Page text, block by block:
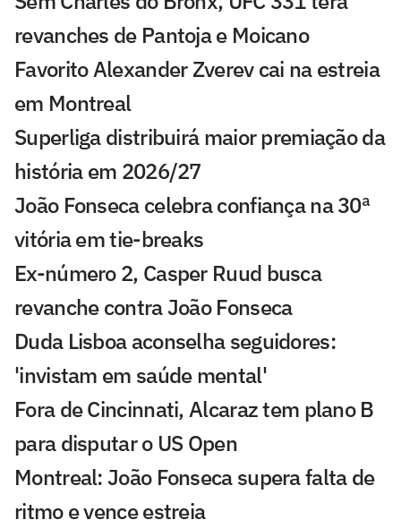
revanches de Pantoja e Moicano
Favorito Alexander Zverev cai na estreia
em Montreal
Superliga distribuirá maior premiação da
história em 2026/27
João Fonseca celebra confiança na 30ª
vitória em tie-breaks
Ex-número 2, Casper Ruud busca
revanche contra João Fonseca
Duda Lisboa aconselha seguidores:
'invistam em saúde mental'
Fora de Cincinnati, Alcaraz tem plano B
para disputar o US Open
Montreal: João Fonseca supera falta de
ritmo e vence estreia